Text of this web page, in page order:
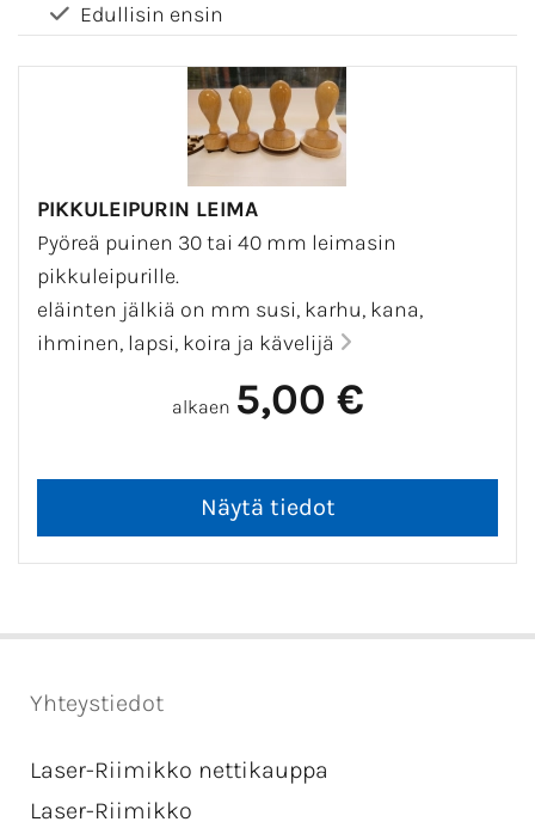
Edullisin ensin
PIKKULEIPURIN LEIMA
Pyöreä puinen 30 tai 40 mm leimasin
pikkuleipurille.
eläinten jälkiä on mm susi, karhu, kana,
ihminen, lapsi, koira ja kävelijä
alkaen 5,00 €
Yhteystiedot
Laser-Riimikko nettikauppa
Laser-Riimikko